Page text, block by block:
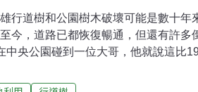
行道樹和公園樹木破壞可能是數十年
今，道路已都恢復暢通，但還有許多
中央公園碰到一位大哥，他就說這比
。他感嘆和婉惜著，公園裡的樹木好